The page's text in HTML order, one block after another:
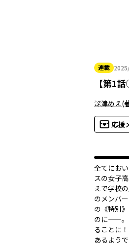
連載
2025年08
【第1
深津めえ(
応援
全てにお
スの女子
えで学校
のメンバ
の《特別
のに——。
ることに
あるようで